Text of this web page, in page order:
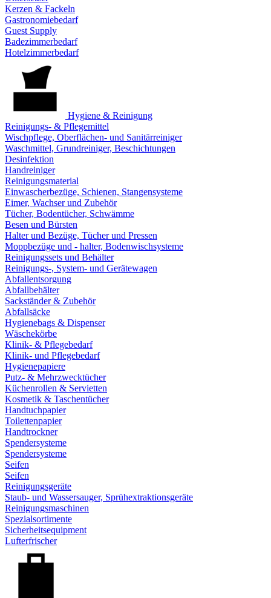
Kerzen & Fackeln
Gastronomiebedarf
Guest Supply
Badezimmerbedarf
Hotelzimmerbedarf
Hygiene & Reinigung
Reinigungs- & Pflegemittel
Wischpflege, Oberflächen- und Sanitärreiniger
Waschmittel, Grundreiniger, Beschichtungen
Desinfektion
Handreiniger
Reinigungsmaterial
Einwascherbezüge, Schienen, Stangensysteme
Eimer, Wachser und Zubehör
Tücher, Bodentücher, Schwämme
Besen und Bürsten
Halter und Bezüge, Tücher und Pressen
Moppbezüge und - halter, Bodenwischsysteme
Reinigungssets und Behälter
Reinigungs-, System- und Gerätewagen
Abfallentsorgung
Abfallbehälter
Sackständer & Zubehör
Abfallsäcke
Hygienebags & Dispenser
Wäschekörbe
Klinik- & Pflegebedarf
Klinik- und Pflegebedarf
Hygienepapiere
Putz- & Mehrzwecktücher
Küchenrollen & Servietten
Kosmetik & Taschentücher
Handtuchpapier
Toilettenpapier
Handtrockner
Spendersysteme
Spendersysteme
Seifen
Seifen
Reinigungsgeräte
Staub- und Wassersauger, Sprühextraktionsgeräte
Reinigungsmaschinen
Spezialsortimente
Sicherheitsequipment
Lufterfrischer